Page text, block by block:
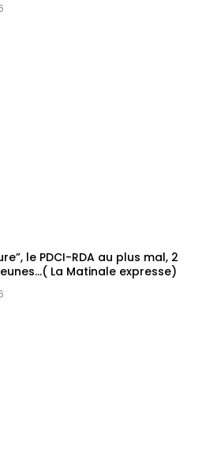
le PDCI-RDA au plus mal, 2
La Matinale expresse)